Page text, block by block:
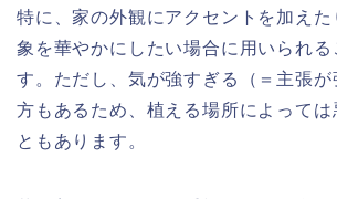
特に、家の外観にアクセントを加えた
象を華やかにしたい場合に用いられ
す。ただし、気が強すぎる（＝主張が
方もあるため、植える場所によっては
ともあります。